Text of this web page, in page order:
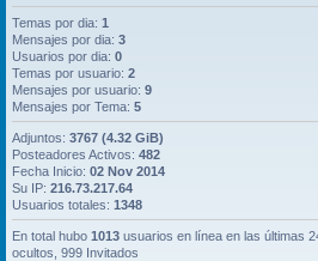
Temas por dia: 1
Mensajes por dia: 3
Usuarios por dia: 0
Temas por usuario: 2
Mensajes por usuario: 9
Mensajes por Tema: 5
Adjuntos: 3767 (4.32 GiB)
Posteadores Activos: 482
Fecha Inicio: 02 Nov 2014
Su IP: 216.73.217.64
Usuarios totales: 1348
En total hubo 1013 usuarios en línea en las últimas
ocultos, 999 Invitados